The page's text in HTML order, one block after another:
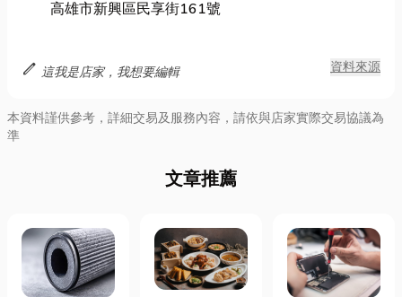
高雄市新興區民享街161號
edit 這我是店家，我想要編輯 資料來源
本資料謹供參考，詳細交易及服務內容，請依與店家實際交易協議為
準
文章推薦